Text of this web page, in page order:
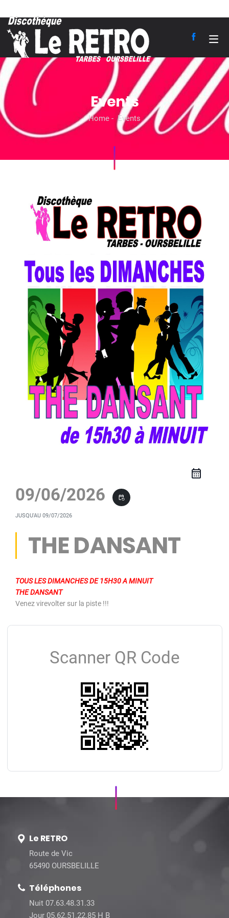
Events
Home Events
09/06/2026 event_repeat
JUSQU'AU 09/07/2026
THE DANSANT
TOUS LES DIMANCHES DE 15H30 A MINUIT
THE DANSANT
Venez virevolter sur la piste !!!
Scanner QR Code
Le RETRO
Route de Vic
65490 OURSBELILLE
Téléphones
Nuit 07.63.48.31.33
Jour 05.62.51.22.85 H B